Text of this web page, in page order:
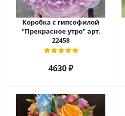
Коробка с гипсофилой
"Прекрасное утро" арт.
22458
4630 ₽